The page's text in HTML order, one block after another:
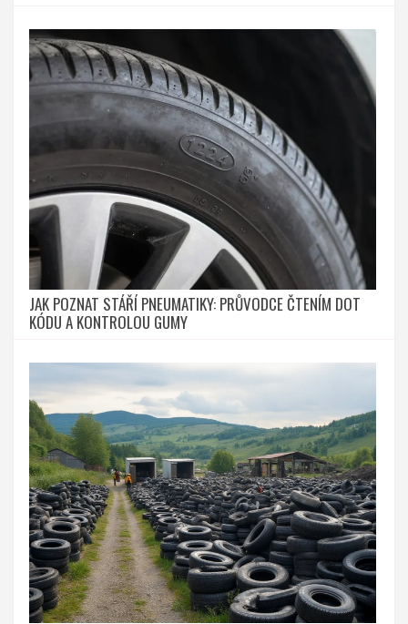
JAK POZNAT STÁŘÍ PNEUMATIKY: PRŮVODCE ČTENÍM DOT
KÓDU A KONTROLOU GUMY